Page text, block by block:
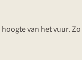
van het vuur.